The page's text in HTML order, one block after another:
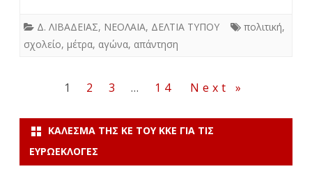
Δ. ΛΙΒΑΔΕΙΑΣ, ΝΕΟΛΑΙΑ, ΔΕΛΤΙΑ ΤΥΠΟΥ πολιτική,
σχολείο, μέτρα, αγώνα, απάντηση
Σελιδοποίηση
1 2 3 … 14 Next »
ΚΆΛΕΣΜΑ ΤΗΣ ΚΕ ΤΟΥ ΚΚΕ ΓΙΑ ΤΙΣ
ΕΥΡΩΕΚΛΟΓΈΣ